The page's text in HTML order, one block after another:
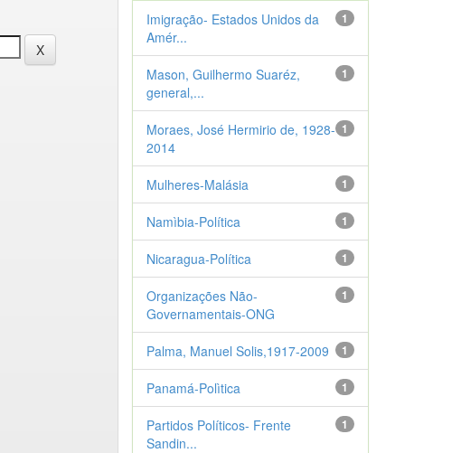
1
Imigração- Estados Unidos da
Amér...
1
Mason, Guilhermo Suaréz,
general,...
1
Moraes, José Hermirio de, 1928-
2014
1
Mulheres-Malásia
1
Namìbia-Política
1
Nicaragua-Política
1
Organizações Não-
Governamentais-ONG
1
Palma, Manuel Solis,1917-2009
1
Panamá-Polìtica
1
Partidos Políticos- Frente
Sandin...